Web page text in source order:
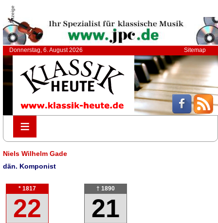
Anzeige
Donnerstag, 6. August 2026 Sitemap
≡
≡
Niels Wilhelm Gade
dän. Komponist
* 1817
22
† 1890
21